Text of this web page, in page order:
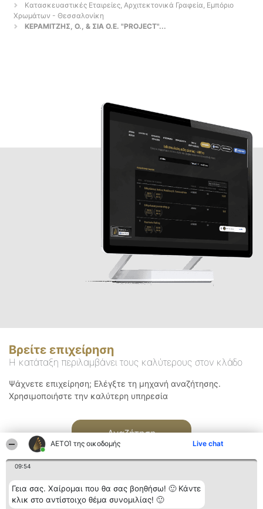
ΑΕΤΟΊ της οικοδομής Live chat
09:54
Γεια σας. Χαίρομαι που θα σας βοηθήσω! 🙂 Κάντε
κλικ στο αντίστοιχο θέμα συνομιλίας! 🙂
Κατασκευαστικές Εταιρείες, Αρχιτεκτονικά Γραφεία, Εμπόριο
Χρωμάτων - Θεσσαλονίκη
ΚΕΡΑΜΙΤΖΗΣ, Ο., & ΣΙΑ Ο.Ε. "PROJECT"...
Βρείτε επιχείρηση
Η κατάταξη περιλαμβάνει τους καλύτερους στον κλάδο
Ψάχνετε επιχείρηση; Ελέγξτε τη μηχανή αναζήτησης.
Χρησιμοποιήστε την καλύτερη υπηρεσία
Αναζήτηση